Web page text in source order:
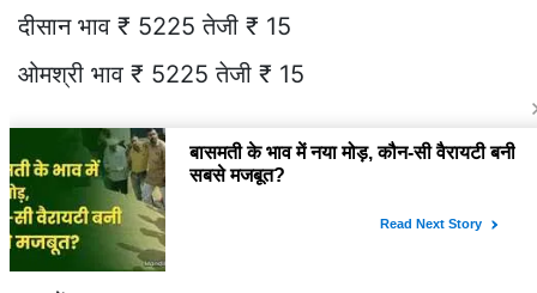
दीसान भाव ₹ 5225 तेजी ₹ 15
ओमश्री भाव ₹ 5225 तेजी ₹ 15
वाशिम (WASHIM)
नर्मदा भाव ₹ 5075
के.एस. ऑयल लिमिटेड, कोटा